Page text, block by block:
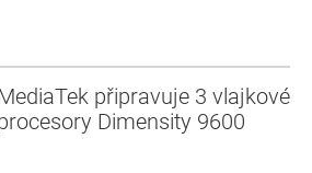
připravuje 3 vlajkové
Dimensity 9600